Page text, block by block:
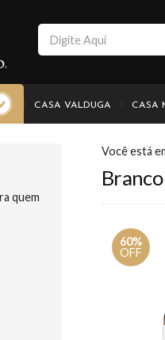
CASA VALDUGA CASA
quem
Branco
60%
OFF